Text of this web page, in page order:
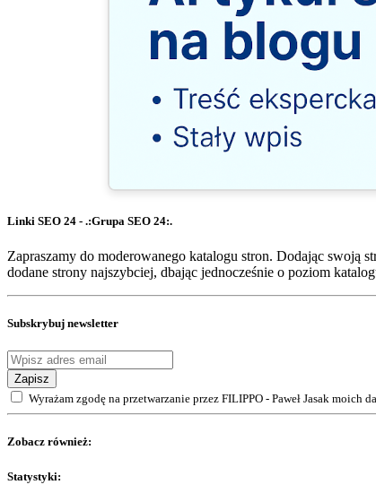
Linki SEO 24 - .:Grupa SEO 24:.
Zapraszamy do moderowanego katalogu stron. Dodając swoją
dodane strony najszybciej, dbając jednocześnie o poziom
Subskrybuj newsletter
Zapisz
Wyrażam zgodę na przetwarzanie przez FILIPPO - Paweł Jasak
Zobacz również:
Statystyki: